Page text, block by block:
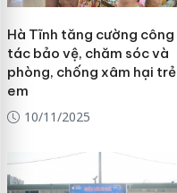
Hà Tĩnh tăng cường công
tác bảo vệ, chăm sóc và
phòng, chống xâm hại trẻ
em
10/11/2025